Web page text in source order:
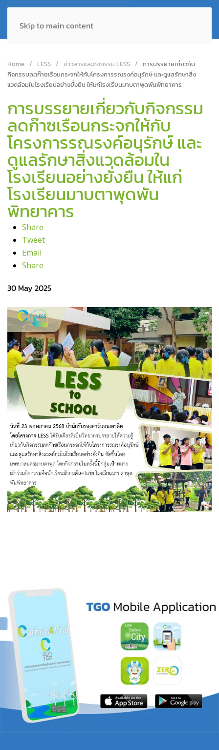
Skip to main content
Home LESS ข่าวสารและกิจกรรม LESS
การบรรยายเกี่ยวกับ
กิจกรรมลดก๊าซเรือนกระจกให้กับโครงการรณรงค์อนุรักษ์ และดูแลรักษาสิ่ง
แวดล้อมในโรงเรียนอย่างยั่งยืน ให้แก่โรงเรียนมาบตาพุดพันพิทยาคาร
การบรรยายเกี่ยวกับกิจกรรม
ลดก๊าซเรือนกระจกให้กับ
โครงการรณรงค์อนุรักษ์ และ
ดูแลรักษาสิ่งแวดล้อมใน
โรงเรียนอย่างยั่งยืน ให้แก่
โรงเรียนมาบตาพุดพัน
พิทยาคาร
Share
Tweet
Email
Share
30 May 2025